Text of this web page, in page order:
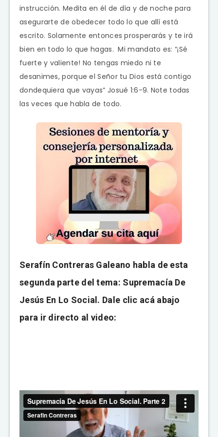
instrucción. Medita en él de día y de noche para
asegurarte de obedecer todo lo que allí está
escrito. Solamente entonces prosperarás y te irá
bien en todo lo que hagas. Mi mandato es: “¡Sé
fuerte y valiente! No tengas miedo ni te
desanimes, porque elSeñortu Dios está contigo
dondequiera que vayas” Josué 1:6-9. Note todas
las veces que habla de todo.
Serafín Contreras Galeano habla de esta
segunda parte del tema: Supremacía De
Jesús En Lo Social. Dale clic acá abajo
para ir directo al video: